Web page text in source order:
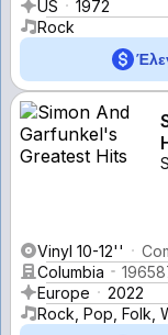
US
1972
Rock
Vinyl 10-12''
Columbia
Europe
2022
Rock, Pop, Folk,